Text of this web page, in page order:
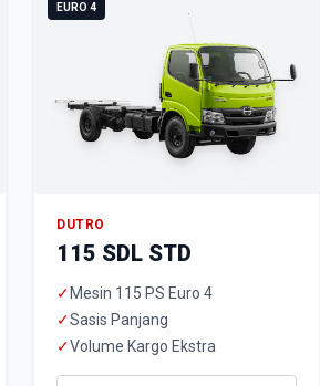
EURO 4
DUTRO
115 SDL STD
✓ Mesin 115 PS Euro 4
✓Sasis Panjang
✓Volume Kargo Ekstra